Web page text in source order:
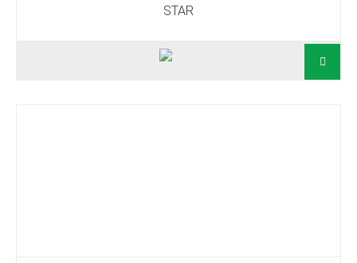
STAR